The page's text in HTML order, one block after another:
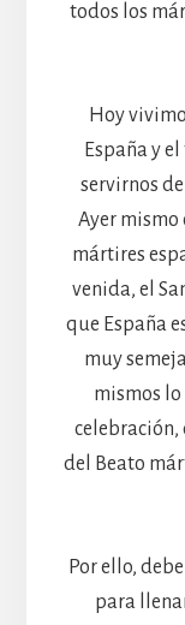
todos los
Hoy
España y
servirnos
Ayer mismo
mártires
venida, el
que España
muy
mismos
celebración,
del Beato
Por ello,
para